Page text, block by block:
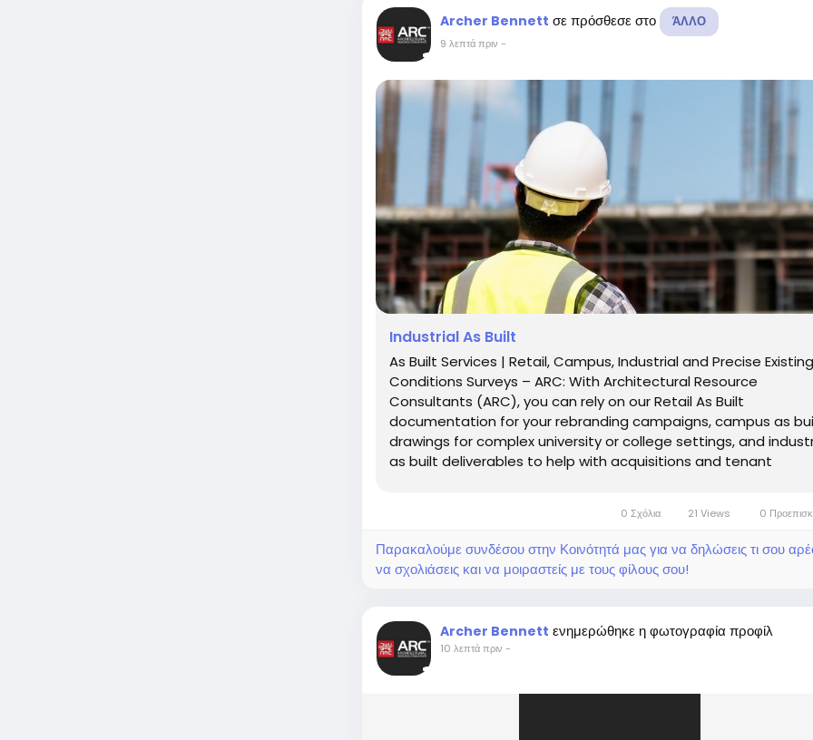
Archer Bennett σε πρόσθεσε στο ΆΛΛΟ
9 λεπτά πριν -
Industrial As Built
As Built Services | Retail, Campus, Industrial and Precise Existing
Conditions Surveys – ARC: With Architectural Resource
Consultants (ARC), you can rely on our Retail As Built
documentation for your rebranding campaigns, campus as
drawings for complex university or college settings, and
as built deliverables to help with acquisitions and tenant
0 Σχόλια 21 Views 0
Παρακαλούμε συνδέσου στην Κοινότητά μας για να δηλώσεις τι σου
να σχολιάσεις και να μοιραστείς με τους φίλους σου!
Archer Bennett ενημερώθηκε η φωτογραφία προφίλ
10 λεπτά πριν -